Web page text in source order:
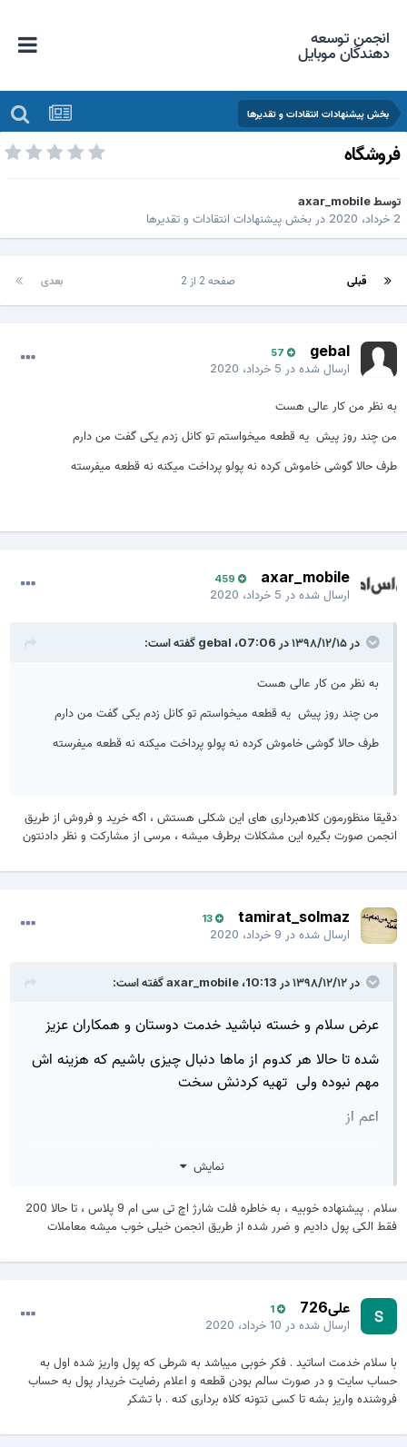
انجمن توسعه
دهندگان موبایل
بخش پیشنهادات انتقادات و تقدیرها
axar_mobile
دربخش پیشنهادات انتقادات و تقدیرها
قبلی بعدی صفحه 2 از 2
gebal
57
ارسال شده در5 خرداد، 2020
به نظر من کار عالی هست
من چند روز پیش یه قطعه میخواستم تو کانل زدم یکی گفت من دارم
طرف حالا گوشی خاموش کرده نه پولو پرداخت میکنه نه قطعه میفرسته
axar_mobile
459
ارسال شده در5 خرداد، 2020
در ۱۳۹۸/۱۲/۱۵ در 07:06، gebalگفته است:
به نظر من کار عالی هست
من چند روز پیش یه قطعه میخواستم تو کانل زدم یکی گفت من دارم
طرف حالا گوشی خاموش کرده نه پولو پرداخت میکنه نه قطعه میفرسته
دقیقا منظورمون کلاهبرداری های این شکلی هستش ، اگه خرید و فروش از طریق
انجمن صورت بگیره این مشکلات برطرف میشه ، مرسی از مشارکت و نظر دادنتون
tamirat_solmaz
13
ارسال شده در9 خرداد، 2020
در ۱۳۹۸/۱۲/۱۲ در 10:13، axar_mobileگفته است:
عرض سلام و خسته نباشید خدمت دوستان و همکاران عزیز
شده تا حالا هر کدوم از ماها دنبال چیزی باشیم که هزینه اش
مهم نبوده ولی تهیه کردنش سخت
اعم از
بعضیا میان و این قطعات نایاب رو به قیمت گزافی میفروشن ،
بازگشت یا اصلا فروش غیر قانونی باشه و کلاهبرداری
سوال اینجاس ؟!
به نظرتون بهتر نیست خودمون داخل انجمن فروشگاهی ایجاد
بکنیم تا با خیال راحت اقلاممون رو برای فروش بذاریم یا خرید
انجام بدیم و یا درخواست قطعه و تعمیر ؟
نمایش
سلام . پیشنهاده خوبیه ، به خاطره فلت شارژ اچ تی سی ام 9 پلاس ، تا حالا 200
فقط الکی پول دادیم و ضرر شده از طریق انجمن خیلی خوب میشه معاملات
علی726 1
ارسال شده در10 خرداد، 2020
با سلام خدمت اساتید . فکر خوبی میباشد به شرطی که پول واریز شده اول به
حساب سایت و در صورت سالم بودن قطعه و اعلام رضایت خریدار پول به حساب
فروشنده واریز بشه تا کسی نتونه کلاه برداری کنه . با تشکر